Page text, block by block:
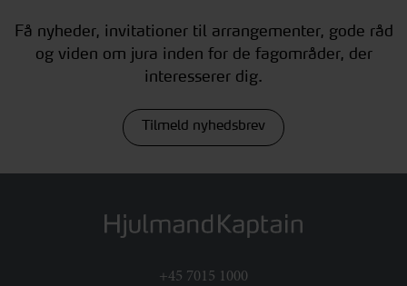
Få nyheder, invitationer til arrangementer, gode råd
og viden om jura inden for de fagområder, der
interesserer dig.
Tilmeld nyhedsbrev
+45 7015 1000